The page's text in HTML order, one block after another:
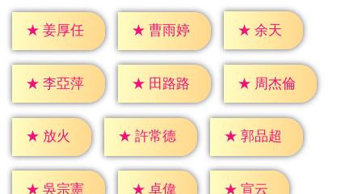
★ 姜厚任 ★ 曹雨婷 ★ 余天
★ 李亞萍 ★ 田路路 ★ 周杰倫
★ 放火 ★ 許常德 ★ 郭品超
★ 吳宗憲 ★ 卓偉 ★ 宣云